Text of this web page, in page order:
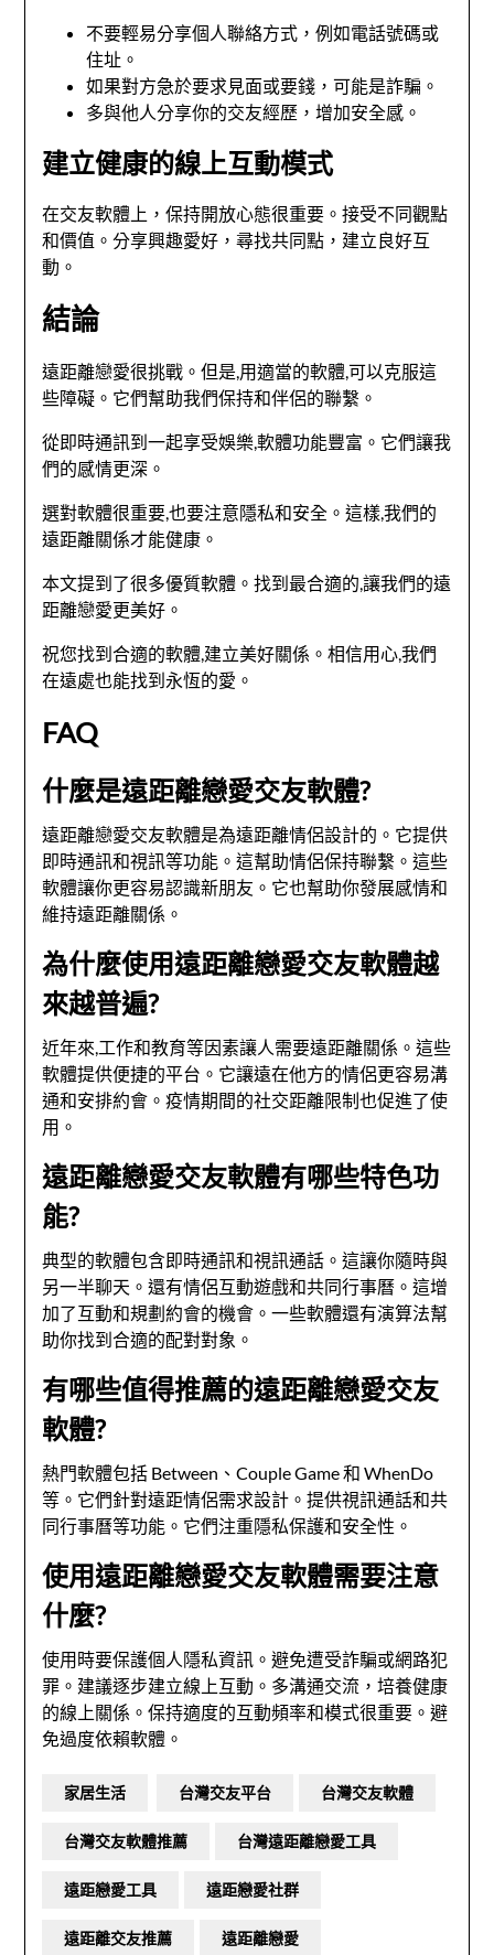
不要輕易分享個人聯絡方式，例如電話號碼或
住址。
如果對方急於要求見面或要錢，可能是詐騙。
多與他人分享你的交友經歷，增加安全感。
建立健康的線上互動模式
在交友軟體上，保持開放心態很重要。接受不同觀點
和價值。分享興趣愛好，尋找共同點，建立良好互
動。
結論
遠距離戀愛很挑戰。但是,用適當的軟體,可以克服這
些障礙。它們幫助我們保持和伴侶的聯繫。
從即時通訊到一起享受娛樂,軟體功能豐富。它們讓我
們的感情更深。
選對軟體很重要,也要注意隱私和安全。這樣,我們的
遠距離關係才能健康。
本文提到了很多優質軟體。找到最合適的,讓我們的遠
距離戀愛更美好。
祝您找到合適的軟體,建立美好關係。相信用心,我們
在遠處也能找到永恆的愛。
FAQ
什麼是遠距離戀愛交友軟體?
遠距離戀愛交友軟體是為遠距離情侶設計的。它提供
即時通訊和視訊等功能。這幫助情侶保持聯繫。這些
軟體讓你更容易認識新朋友。它也幫助你發展感情和
維持遠距離關係。
為什麼使用遠距離戀愛交友軟體越
來越普遍?
近年來,工作和教育等因素讓人需要遠距離關係。這些
軟體提供便捷的平台。它讓遠在他方的情侶更容易溝
通和安排約會。疫情期間的社交距離限制也促進了使
用。
遠距離戀愛交友軟體有哪些特色功
能?
典型的軟體包含即時通訊和視訊通話。這讓你隨時與
另一半聊天。還有情侶互動遊戲和共同行事曆。這增
加了互動和規劃約會的機會。一些軟體還有演算法幫
助你找到合適的配對對象。
有哪些值得推薦的遠距離戀愛交友
軟體?
熱門軟體包括 Between、Couple Game 和 WhenDo
等。它們針對遠距情侶需求設計。提供視訊通話和共
同行事曆等功能。它們注重隱私保護和安全性。
使用遠距離戀愛交友軟體需要注意
什麼?
使用時要保護個人隱私資訊。避免遭受詐騙或網路犯
罪。建議逐步建立線上互動。多溝通交流，培養健康
的線上關係。保持適度的互動頻率和模式很重要。避
免過度依賴軟體。
家居生活 台灣交友平台 台灣交友軟體
台灣交友軟體推薦 台灣遠距離戀愛工具
遠距戀愛工具 遠距戀愛社群
遠距離交友推薦 遠距離戀愛